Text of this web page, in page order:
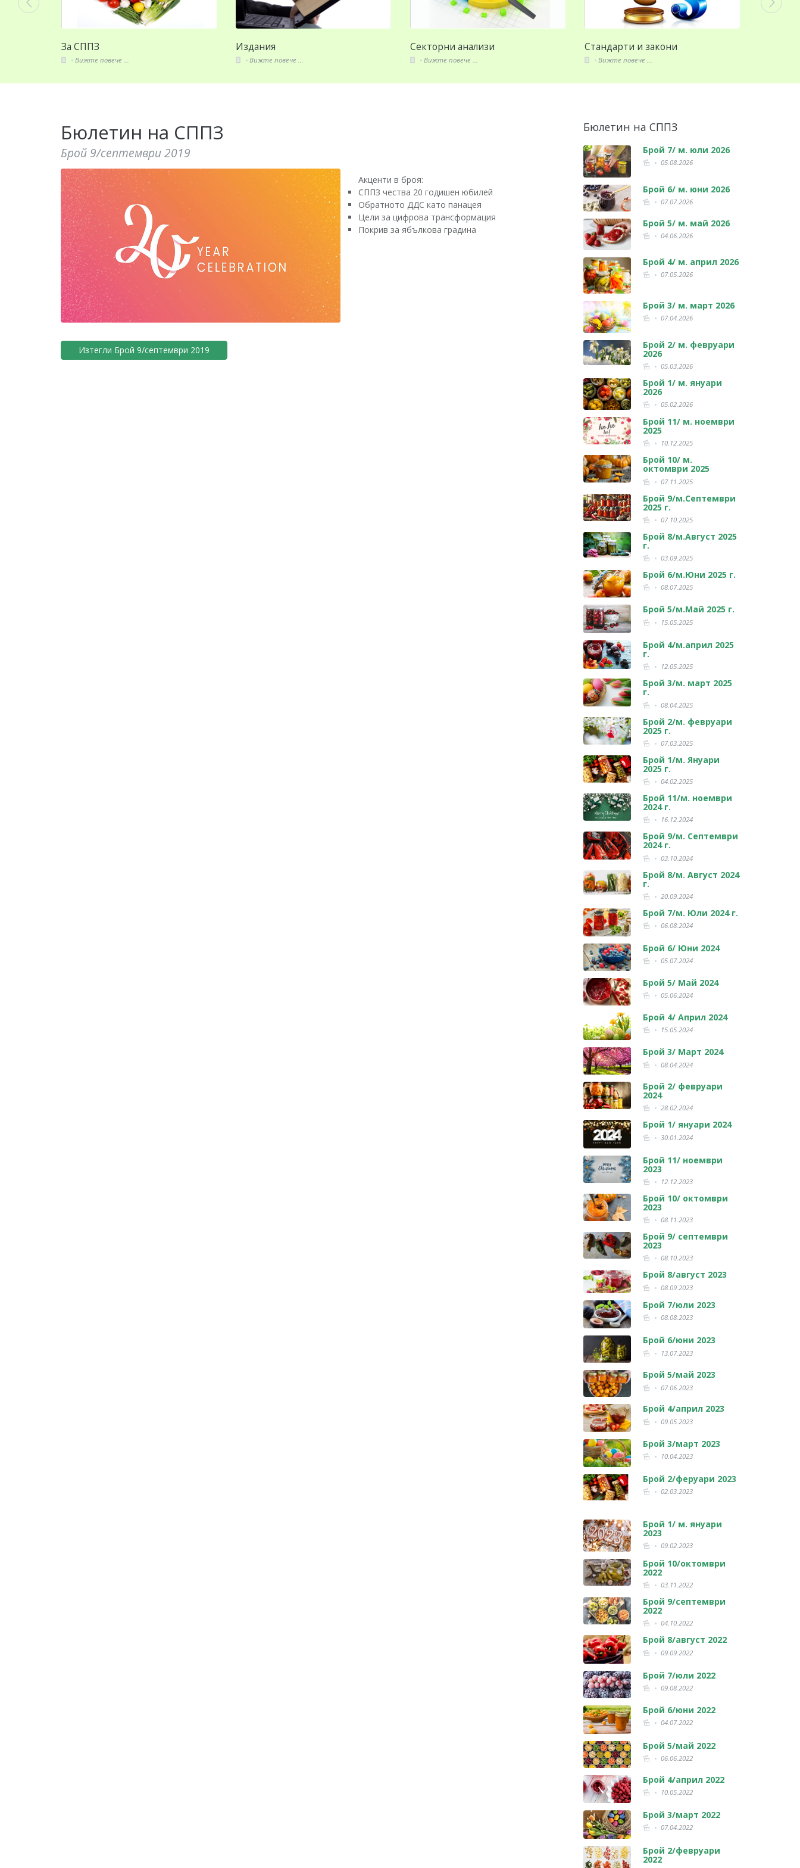
Издания
Вижте повече ...
Секторни анализи
Вижте повече ...
Стандарти и закони
Вижте повече ...
Членове
Вижте повече ...
Бюлетин на СППЗ
Брой 9/септември 2019
Акценти в броя:
СППЗ чества 20 годишен юбилей
Обратното ДДС като панацея
Цели за цифрова трансформация
Покрив за ябълкова градина
Изтегли Брой 9/септември 2019
Бюлетин на СППЗ
Брой 7/ м. юли 2026
05.08.2026
Брой 6/ м. юни 2026
07.07.2026
Брой 5/ м. май 2026
04.06.2026
Брой 4/ м. април 2026
07.05.2026
Брой 3/ м. март 2026
07.04.2026
Брой 2/ м. февруари
2026
05.03.2026
Брой 1/ м. януари
2026
05.02.2026
Брой 11/ м. ноември
2025
10.12.2025
Брой 10/ м.
октомври 2025
07.11.2025
Брой 9/м.Септември
2025 г.
07.10.2025
Брой 8/м.Август 2025
г.
03.09.2025
Брой 6/м.Юни 2025 г.
08.07.2025
Брой 5/м.Май 2025 г.
15.05.2025
Брой 4/м.април 2025
г.
12.05.2025
Брой 3/м. март 2025
г.
08.04.2025
Брой 2/м. февруари
2025 г.
07.03.2025
Брой 1/м. Януари
2025 г.
04.02.2025
Брой 11/м. ноември
2024 г.
16.12.2024
Брой 9/м. Септември
2024 г.
03.10.2024
Брой 8/м. Август 2024
г.
20.09.2024
Брой 7/м. Юли 2024 г.
06.08.2024
Брой 6/ Юни 2024
05.07.2024
Брой 5/ Май 2024
05.06.2024
Брой 4/ Април 2024
15.05.2024
Брой 3/ Март 2024
08.04.2024
Брой 2/ февруари
2024
28.02.2024
Брой 1/ януари 2024
30.01.2024
Брой 11/ ноември
2023
12.12.2023
Брой 10/ октомври
2023
08.11.2023
Брой 9/ септември
2023
08.10.2023
Брой 8/август 2023
08.09.2023
Брой 7/юли 2023
08.08.2023
Брой 6/юни 2023
13.07.2023
Брой 5/май 2023
07.06.2023
Брой 4/април 2023
09.05.2023
Брой 3/март 2023
10.04.2023
Брой 2/феруари 2023
02.03.2023
Брой 1/ м. януари
2023
09.02.2023
Брой 10/октомври
2022
03.11.2022
Брой 9/септември
2022
04.10.2022
Брой 8/август 2022
09.09.2022
Брой 7/юли 2022
09.08.2022
Брой 6/юни 2022
04.07.2022
Брой 5/май 2022
06.06.2022
Брой 4/април 2022
10.05.2022
Брой 3/март 2022
07.04.2022
Брой 2/февруари
2022